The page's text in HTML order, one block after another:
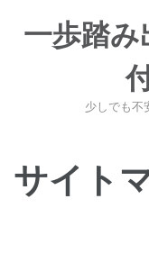
キ
一歩踏
少しでも不
サイト